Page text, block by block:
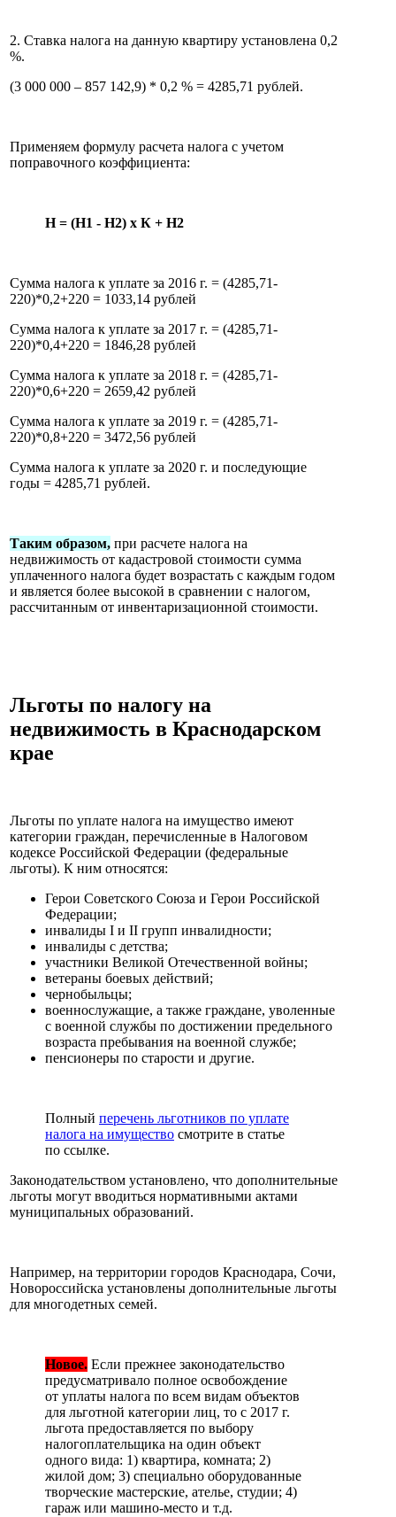
2. Ставка налога на данную квартиру установлена 0,2
%.
(3 000 000 – 857 142,9) * 0,2 % = 4285,71 рублей.
Применяем формулу расчета налога с учетом
поправочного коэффициента:
Н = (Н1 - Н2) x К + Н2
Сумма налога к уплате за 2016 г. = (4285,71-
220)*0,2+220 = 1033,14 рублей
Сумма налога к уплате за 2017 г. = (4285,71-
220)*0,4+220 = 1846,28 рублей
Сумма налога к уплате за 2018 г. = (4285,71-
220)*0,6+220 = 2659,42 рублей
Сумма налога к уплате за 2019 г. = (4285,71-
220)*0,8+220 = 3472,56 рублей
Сумма налога к уплате за 2020 г. и последующие
годы = 4285,71 рублей.
Таким образом, при расчете налога на
недвижимость от кадастровой стоимости сумма
уплаченного налога будет возрастать с каждым годом
и является более высокой в сравнении с налогом,
рассчитанным от инвентаризационной стоимости.
Льготы по налогу на
недвижимость в Краснодарском
крае
Льготы по уплате налога на имущество имеют
категории граждан, перечисленные в Налоговом
кодексе Российской Федерации (федеральные
льготы). К ним относятся:
Герои Советского Союза и Герои Российской
Федерации;
инвалиды I и II групп инвалидности;
инвалиды с детства;
участники Великой Отечественной войны;
ветераны боевых действий;
чернобыльцы;
военнослужащие, а также граждане, уволенные
с военной службы по достижении предельного
возраста пребывания на военной службе;
пенсионеры по старости и другие.
Полный перечень льготников по уплате
налога на имущество смотрите в статье
по ссылке.
Законодательством установлено, что дополнительные
льготы могут вводиться нормативными актами
муниципальных образований.
Например, на территории городов Краснодара, Сочи,
Новороссийска установлены дополнительные льготы
для многодетных семей.
Новое. Если прежнее законодательство
предусматривало полное освобождение
от уплаты налога по всем видам объектов
для льготной категории лиц, то с 2017 г.
льгота предоставляется по выбору
налогоплательщика на один объект
одного вида: 1) квартира, комната; 2)
жилой дом; 3) специально оборудованные
творческие мастерские, ателье, студии; 4)
гараж или машино-место и т.д.